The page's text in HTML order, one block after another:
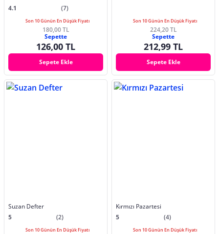
4.1
(7)
Son 10 Günün En Düşük Fiyatı
180,00 TL
Sepette
126,00 TL
Sepete Ekle
Son 10 Günün En Düşük Fiyatı
224,20 TL
Sepette
212,99 TL
Sepete Ekle
Suzan Defter
5
(2)
Son 10 Günün En Düşük Fiyatı
Kırmızı Pazartesi
5
(4)
Son 10 Günün En Düşük Fiyatı